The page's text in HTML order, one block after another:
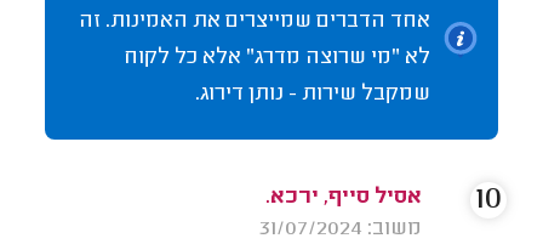
אחד הדברים שמייצרים את האמינות. זה
לא "מי שרוצה מדרג" אלא כל לקוח
שמקבל שירות - נותן דירוג.
אסיל סייף, ירכא.
משוב: 31/07/2024
10